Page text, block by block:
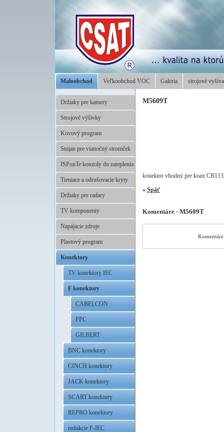
Maloobchod Veľkoobchod VOC Galéria strojové
Držiaky pre kamery
Strojové výšivky
Kovový program
Stojan pre vianočný stromček
ISPonTe konzoly do zateplenia
Tieniace a odrušovacie kryty
Držiaky pre radary
TV komponenty
Napájacie zdroje
Plastový program
Konektory
TV konektory IEC
F konektory
CABELCON
PPC
GILBERT
BNC konektory
CINCH konektory
JACK konektory
SCART konektory
REPRO konektory
redukcie F-IEC
M5609T
konektor vhodný pre koax
« Späť
Komentáre - M5609T